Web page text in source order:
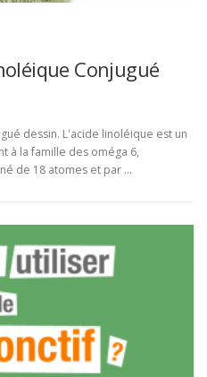
Conjugué
dessin. L'acide linoléique est un
à la famille des oméga 6,
de 18 atomes et par …